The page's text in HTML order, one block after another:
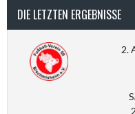
DIE LETZTEN ERGEBNISSE
2.